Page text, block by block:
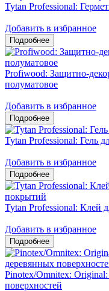
Tytan Professional:
Добавить в избранное
Profiwood: Защитно-
полуматовое
Добавить в избранное
Tytan Professional: Гель
Добавить в избранное
Tytan Professional: Клей
Добавить в избранное
Pinotex/Omnitex:
поверхностей